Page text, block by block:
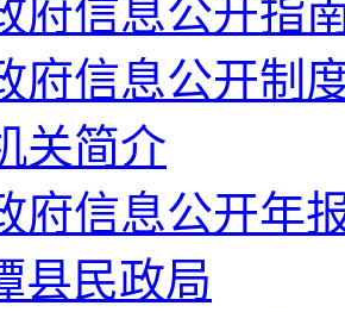
府信息公开指
府信息公开制
关简介
府信息公开年
县民政局